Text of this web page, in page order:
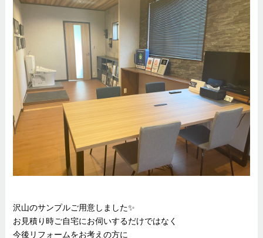
沢山のサンプルご用意しました✨
お見積り時ご自宅にお伺いするだけではなく
今後リフォームをお考えの方に